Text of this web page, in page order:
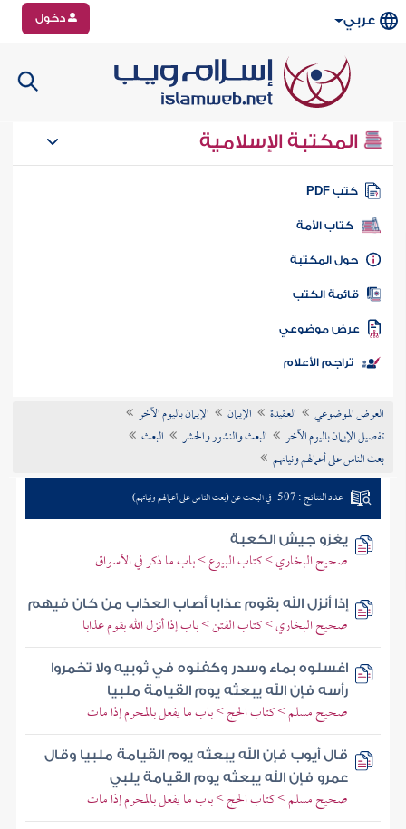
عربي دخول
المكتبة الإسلامية
كتب PDF
كتاب الأمة
المكتبة
الكتب
موضوعي
تراجم الأعلام
العرض الموضوعي العقيدة الإيمان
الإيمان باليوم الآخر
تفصيل الإيمان باليوم الآخر
البعث والنشور والحشر
البعث
بعث الناس على أعمالهم ونياتهم
عدد النتائج : 507 في البحث عن (بعث الناس على أعمالهم ونياتهم)
يغزو جيش الكعبة
صحيح البخاري > كتاب البيوع > باب ما ذكر في الأسواق
إذا أنزل الله بقوم عذابا أصاب العذاب من كان فيهم
صحيح البخاري > كتاب الفتن > باب إذا أنزل الله بقوم عذابا
اغسلوه بماء وسدر وكفنوه في ثوبيه ولا تخمروا
رأسه فإن الله يبعثه يوم القيامة ملبيا
صحيح مسلم > كتاب الحج > باب ما يفعل بالمحرم إذا مات
قال أيوب فإن الله يبعثه يوم القيامة ملبيا وقال
عمرو فإن الله يبعثه يوم القيامة يلبي
صحيح مسلم > كتاب الحج > باب ما يفعل بالمحرم إذا مات